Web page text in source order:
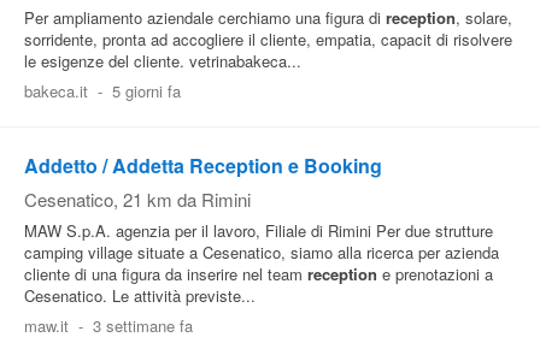
Per ampliamento aziendale cerchiamo una figura di reception, solare,
sorridente, pronta ad accogliere il cliente, empatia, capacit di risolvere
le esigenze del cliente. vetrinabakeca...
bakeca.it - 5 giorni fa
Addetto / Addetta Reception e Booking
Cesenatico, 21 km da Rimini
MAW S.p.A. agenzia per il lavoro, Filiale di Rimini Per due strutture
camping village situate a Cesenatico, siamo alla ricerca per azienda
cliente di una figura da inserire nel team reception e prenotazioni a
Cesenatico. Le attività previste...
maw.it - 3 settimane fa